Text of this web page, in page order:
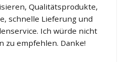
Qualitätsprodukte,
schnelle Lieferung und
Ich würde nicht
zu empfehlen. Danke!